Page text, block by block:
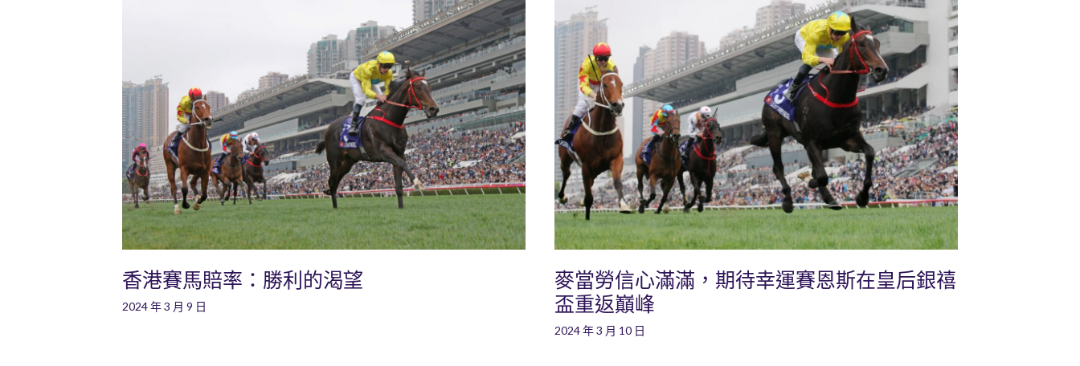
香港賽馬賠率：勝利的渴望
2024 年 3 月 9 日
麥當勞信心滿滿，期待幸運賽恩斯在皇后銀禧
盃重返巔峰
2024 年 3 月 10 日